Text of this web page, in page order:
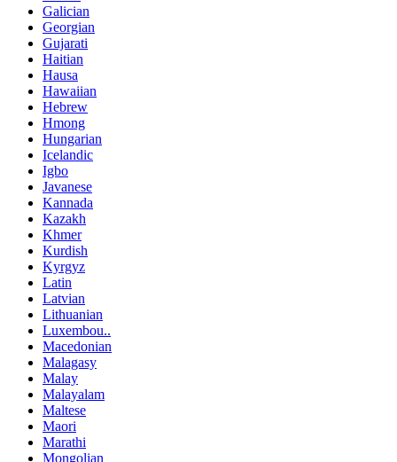
Galician
Georgian
Gujarati
Haitian
Hausa
Hawaiian
Hebrew
Hmong
Hungarian
Icelandic
Igbo
Javanese
Kannada
Kazakh
Khmer
Kurdish
Kyrgyz
Latin
Latvian
Lithuanian
Luxembou..
Macedonian
Malagasy
Malay
Malayalam
Maltese
Maori
Marathi
Mongolian